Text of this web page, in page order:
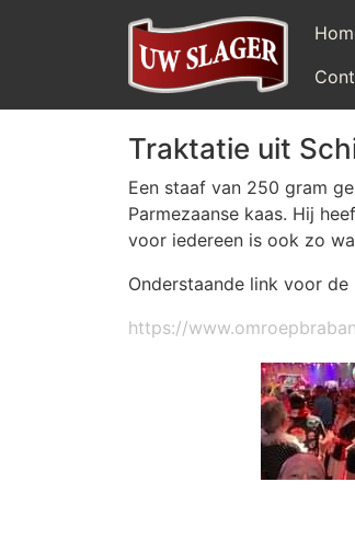
Traktatie uit
Een staaf van 250 gram
Parmezaanse kaas. Hij
voor iedereen is ook zo
Onderstaande link voor de
https://